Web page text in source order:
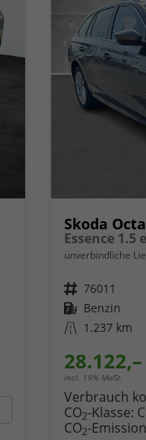
Skoda
Essence 1.5
unverbindliche
Fahrzeugnr. 76011
Kraftstoff Benzin
Kilometerstand 1.237 km
incl. 19% MwSt.
Verbrauch
CO2-Klasse: C
CO2-